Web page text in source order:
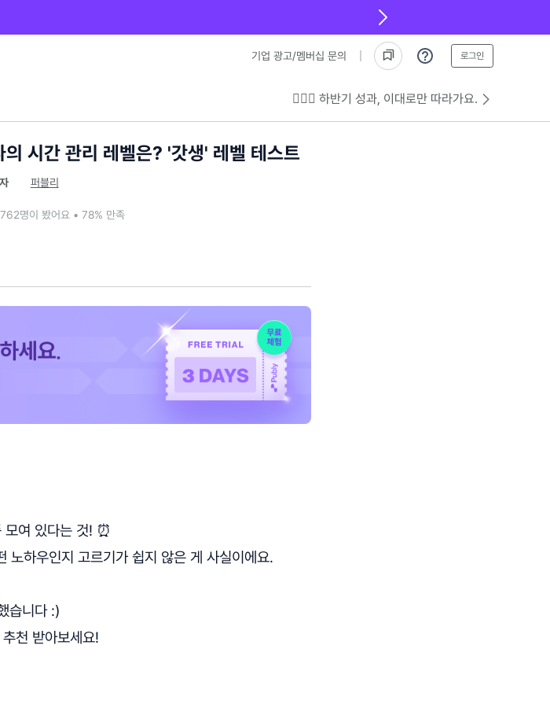
기업 광고/멤버십 문의 로그인
💁🏻‍♂️ 하반기 성과, 이대로만 따라가요.
의 시간 관리 레벨은? '갓생' 레벨 테스트
퍼블리
명이 봤어요 • 78% 만족
모여 있다는 것! ⏰
노하우인지 고르기가 쉽지 않은 게 사실이에요.
습니다 :)
천 받아보세요!